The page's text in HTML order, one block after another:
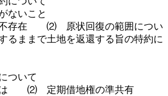
ないこと
存在 ⑵ 原状回復の範囲につい
まで土地を返還する旨の特約に
ついて
は ⑵ 定期借地権の準共有